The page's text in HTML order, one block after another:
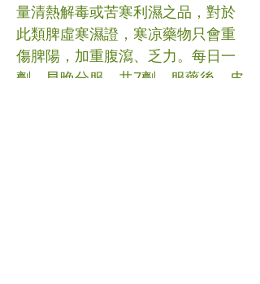
量清熱解毒或苦寒利濕之品，對於
此類脾虛寒濕證，寒凉藥物只會重
傷脾陽，加重腹瀉、乏力。每日一
劑，早晚分服，共7劑。服藥後，皮